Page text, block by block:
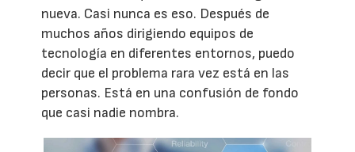
nueva. Casi nunca es eso. Después de
muchos años dirigiendo equipos de
tecnología en diferentes entornos, puedo
decir que el problema rara vez está en las
personas. Está en una confusión de fondo
que casi nadie nombra.